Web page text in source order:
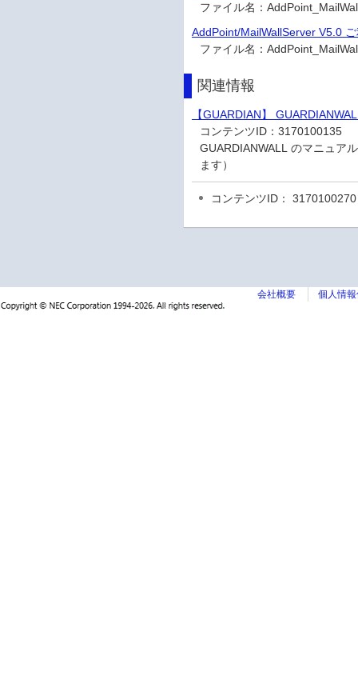
ファイル名：
AddPoint/MailWallServer V5.0
ファイル名：
関連情報
【GUARDIAN】
コンテンツID：3170100135
GUARDIANWALL のマニュア
ます）
コンテンツID： 3170100270
会社概要 個人情